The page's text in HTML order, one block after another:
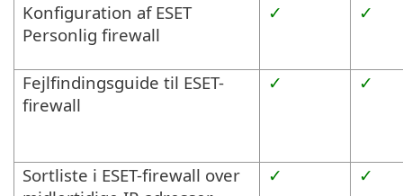
Konfiguration af ESET
Personlig firewall
✓ ✓
Fejlfindingsguide til ESET-
firewall
✓ ✓
Sortliste i ESET-firewall over
✓ ✓